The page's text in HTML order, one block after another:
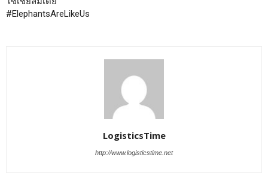
#ElephantsAreLikeUs
LogisticsTime
http://www.logisticstime.net